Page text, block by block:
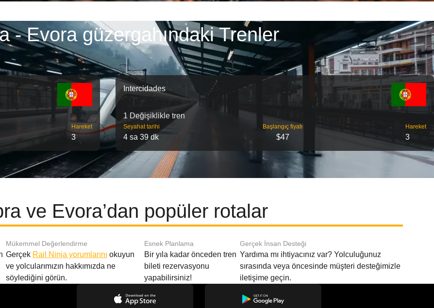
- Evora güzergahındaki Trenler
Hareket
3
Intercidades
1 Değişiklikle tren
Seyahat tarihi
4 sa 39 dk
Başlangıç ​​fiyatı
$47
Hareket
3
ve Evora’dan popüler rotalar
Mükemmel Değerlendirme
Gerçek Rail Ninja yorumlarını okuyun
ve yolcularımızın hakkımızda ne
söylediğini görün.
Esnek Planlama
Bir yıla kadar önceden tren
bileti rezervasyonu
yapabilirsiniz!
Gerçek İnsan Desteği
Yardıma mı ihtiyacınız var? Yolculuğunuz
sırasında veya öncesinde müşteri desteğimizle
iletişime geçin.